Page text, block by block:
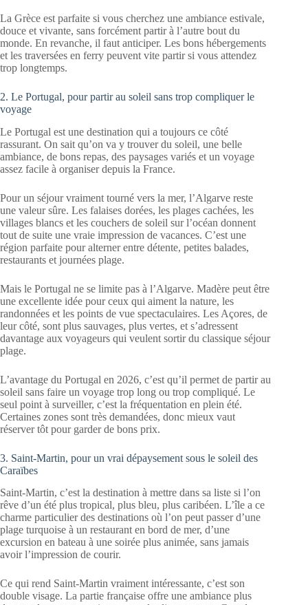
La Grèce est parfaite si vous cherchez une ambiance estivale,
douce et vivante, sans forcément partir à l’autre bout du
monde. En revanche, il faut anticiper. Les bons hébergements
et les traversées en ferry peuvent vite partir si vous attendez
trop longtemps.
2. Le Portugal, pour partir au soleil sans trop compliquer le
voyage
Le Portugal est une destination qui a toujours ce côté
rassurant. On sait qu’on va y trouver du soleil, une belle
ambiance, de bons repas, des paysages variés et un voyage
assez facile à organiser depuis la France.
Pour un séjour vraiment tourné vers la mer, l’Algarve reste
une valeur sûre. Les falaises dorées, les plages cachées, les
villages blancs et les couchers de soleil sur l’océan donnent
tout de suite une vraie impression de vacances. C’est une
région parfaite pour alterner entre détente, petites balades,
restaurants et journées plage.
Mais le Portugal ne se limite pas à l’Algarve. Madère peut être
une excellente idée pour ceux qui aiment la nature, les
randonnées et les points de vue spectaculaires. Les Açores, de
leur côté, sont plus sauvages, plus vertes, et s’adressent
davantage aux voyageurs qui veulent sortir du classique séjour
plage.
L’avantage du Portugal en 2026, c’est qu’il permet de partir au
soleil sans faire un voyage trop long ou trop compliqué. Le
seul point à surveiller, c’est la fréquentation en plein été.
Certaines zones sont très demandées, donc mieux vaut
réserver tôt pour garder de bons prix.
3. Saint-Martin, pour un vrai dépaysement sous le soleil des
Caraïbes
Saint-Martin, c’est la destination à mettre dans sa liste si l’on
rêve d’un été plus tropical, plus bleu, plus caribéen. L’île a ce
charme particulier des destinations où l’on peut passer d’une
plage turquoise à un restaurant en bord de mer, d’une
excursion en bateau à une soirée plus animée, sans jamais
avoir l’impression de courir.
Ce qui rend Saint-Martin vraiment intéressante, c’est son
double visage. La partie française offre une ambiance plus